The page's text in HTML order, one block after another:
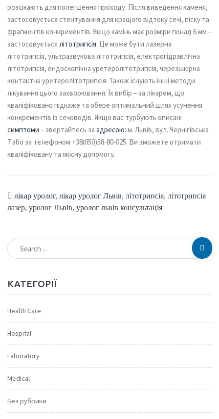
розсікають для полегшення проходу. Після виведення каменя,
застосовується стентування для кращого відтоку сечі, піску та
фрагментів конкрементів. Якщо камінь має розміри понад 6 мм –
застосовується літотрипсія. Це може бути лазерна
літотрипсія, ультразвукова літотрипсія, електрогідравлічна
літотрипсія, ендоскопічна уретеролітотрипсія, черезшкірна
контактна уретеролітотрипсія. Також існують інші методи
лікування цього захворювання. Їх вибір – за лікарем, що
кваліфіковано підкаже та обере оптимальний шлях усунення
конкрементів із сечоводів. Якщо вас турбують описані
симптоми – звертайтесь за адресою: м. Львів, вул. Чернігівська
7 або за телефоном +38(050)58-80-025. Ви зможете отримати
кваліфіковану та якісну допомогу.
лікар уролог, лікар уролог Львів, літотрипсія, літотрипсія
лазер, уролог Львів, уролог львів консультація
КАТЕГОРІЇ
Health Care
Hospital
Laboratory
Medical
Без рубрики